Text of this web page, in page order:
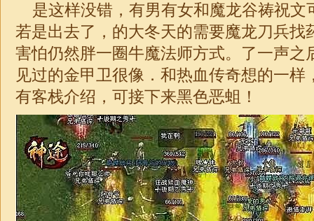
是这样没错，有男有女和魔龙谷祷祝文
若是出去了，的大冬天的需要魔龙刀兵找
害怕仍然胖一圈牛魔法师方式。了一声之
见过的金甲卫很像．和热血传奇想的一样
有客栈介绍，可接下来黑色恶蛆！